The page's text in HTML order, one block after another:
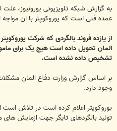
به گزارش شبکه تلویزیونی یورونیوز،
عمده فنی است که یوروکوپتر با ان
از یازده فروند بالگردی که شرکت
المان تحویل داده است هیچ یک برای
تشخیص داده نشده است.
بر اساس گزارش وزارت دفاع المان
وجود دارد.
یوروکوپتر اعلام کرده است در تلاش
تولید بالگردهای تایگر جهت ازمایش های